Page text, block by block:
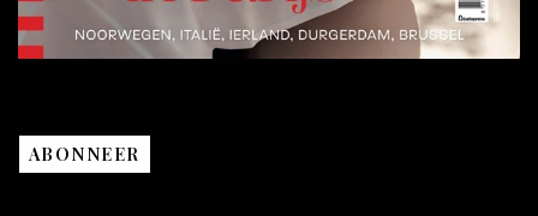
ABONNEER